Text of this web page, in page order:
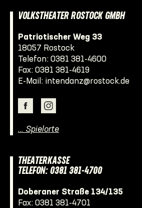
VOLKSTHEATER ROSTOCK GMBH
Patriotischer Weg 33
18057 Rostock
Telefon: 0381 381-4600
Fax: 0381 381-4619
E-Mail: intendanz@rostock.de
… Spielorte
THEATERKASSE
TELEFON: 0381 381-4700
Doberaner Straße 134/135
Fax: 0381 381-4701